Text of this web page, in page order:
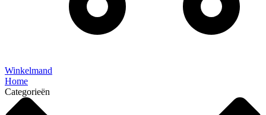
Winkelmand
Home
Categorieën